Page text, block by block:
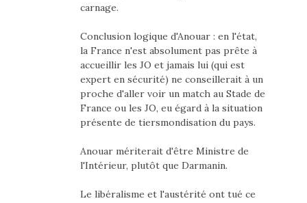
carnage.
Conclusion logique d'Anouar : en l'état,
la France n'est absolument pas prête à
accueillir les JO et jamais lui (qui est
expert en sécurité) ne conseillerait à un
proche d'aller voir un match au Stade de
France ou les JO, eu égard à la situation
présente de tiersmondisation du pays.
Anouar mériterait d'être Ministre de
l'Intérieur, plutôt que Darmanin.
Le libéralisme et l'austérité ont tué ce